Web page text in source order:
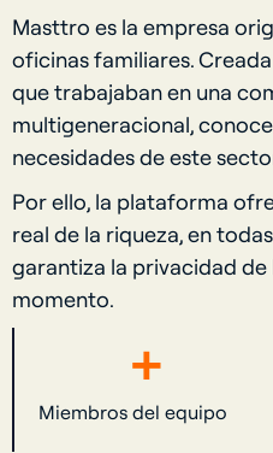
Masttro es la empresa
oficinas familiares.
que trabajaban en una
multigeneracional,
necesidades de este
Por ello, la plataforma
real de la riqueza, en
garantiza la privacidad de
momento.
+
Miembros del equipo